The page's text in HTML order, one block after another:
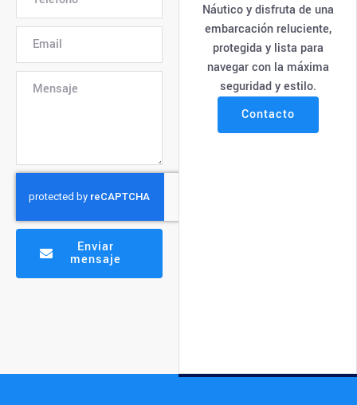
Enviar
mensaje
Náutico y disfruta de una
embarcación reluciente,
protegida y lista para
navegar con la máxima
seguridad y estilo.
Contacto